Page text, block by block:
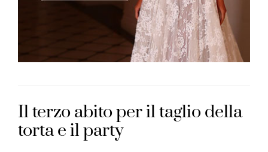
Il terzo abito per il taglio della
torta e il party